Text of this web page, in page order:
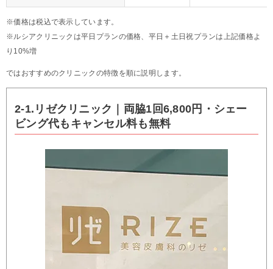
※価格は税込で表示しています。
※ルシアクリニックは平日プランの価格、平日＋土日祝プランは上記価格よ
り10%増
ではおすすめのクリニックの特徴を順に説明します。
2-1.リゼクリニック｜両脇1回6,800円・シェー
ビング代もキャンセル料も無料